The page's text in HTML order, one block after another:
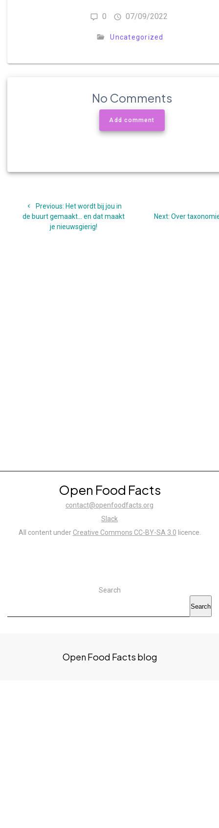
0 07/09/2022
Uncategorized
No Comments
Add comment
navigatie
Previous: Previous
post:
Het wordt bij jou in
de buurt gemaakt… en dat maakt
je nieuwsgierig!
Next: Next
Over
Open Food Facts
contact@openfoodfacts.org
Slack
All content under Creative Commons CC-BY-SA 3.0 licence.
Search
Search
Open Food Facts blog